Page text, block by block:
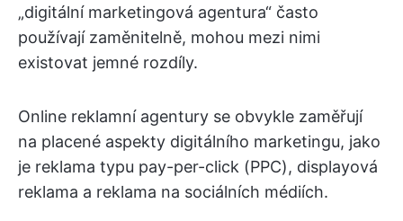
„digitální marketingová agentura“ často
používají zaměnitelně, mohou mezi nimi
existovat jemné rozdíly.
Online reklamní agentury se obvykle zaměřují
na placené aspekty digitálního marketingu, jako
je reklama typu pay-per-click (PPC), displayová
reklama a reklama na sociálních médiích.